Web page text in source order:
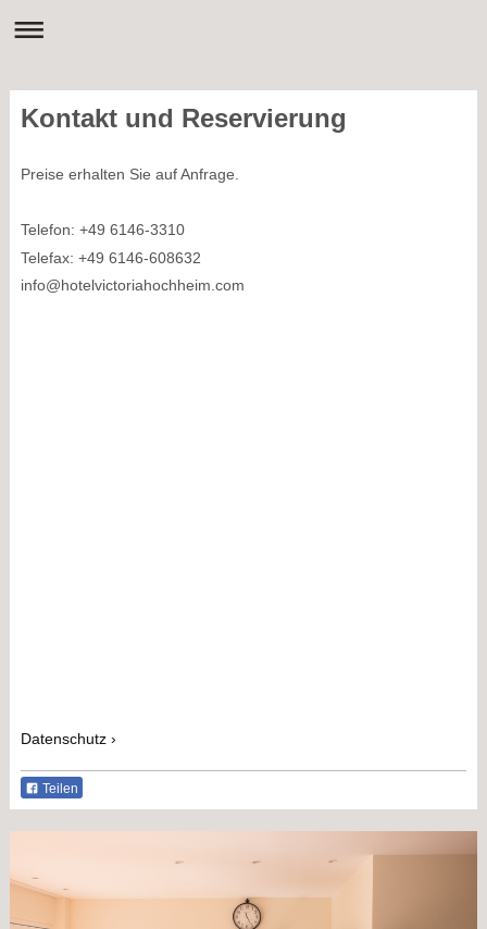
Kontakt und Reservierung
Preise erhalten Sie auf Anfrage.
Telefon: +49 6146-3310
Telefax: +49 6146-608632
info@hotelvictoriahochheim.com
Datenschutz
Teilen